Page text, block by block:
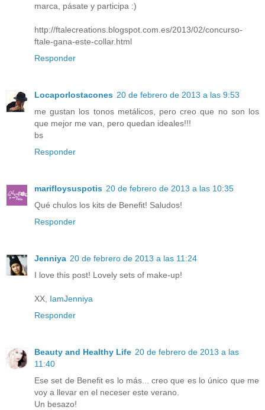
marca, pásate y participa :)
http://ftalecreations.blogspot.com.es/2013/02/concurso-
ftale-gana-este-collar.html
Responder
Locaporlostacones 20 de febrero de 2013 a las 9:53
me gustan los tonos metálicos, pero creo que no son los
que mejor me van, pero quedan ideales!!!
bs
Responder
marifloysuspotis 20 de febrero de 2013 a las 10:35
Qué chulos los kits de Benefit! Saludos!
Responder
Jenniya 20 de febrero de 2013 a las 11:24
I love this post! Lovely sets of make-up!
XX, IamJenniya
Responder
Beauty and Healthy Life 20 de febrero de 2013 a las
11:40
Ese set de Benefit es lo más... creo que es lo único que me
voy a llevar en el neceser este verano.
Un besazo!